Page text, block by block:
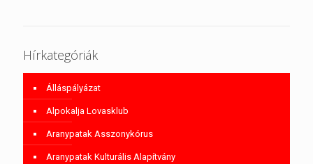
Hírkategóriák
Álláspályázat
Alpokalja Lovasklub
Aranypatak Asszonykórus
Aranypatak Kulturális Alapítvány